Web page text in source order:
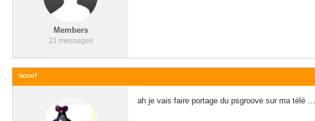
Members
21 messages
Scoof
ah je vais faire portage du psgroove sur ma télé ...